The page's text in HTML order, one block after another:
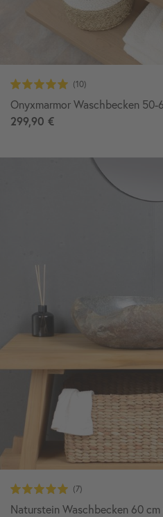
Onyxmarmor Waschbecken 50-
299,90 €
Naturstein Waschbecken 60